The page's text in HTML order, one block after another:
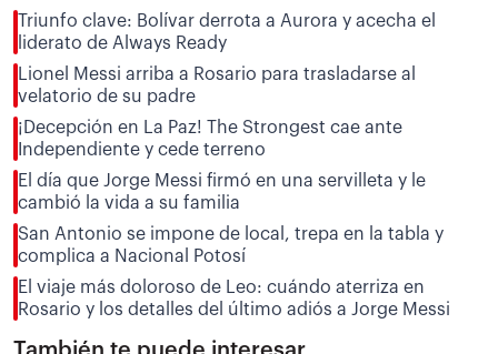
Triunfo clave: Bolívar derrota a Aurora y acecha el
liderato de Always Ready
Lionel Messi arriba a Rosario para trasladarse al
velatorio de su padre
¡Decepción en La Paz! The Strongest cae ante
Independiente y cede terreno
El día que Jorge Messi firmó en una servilleta y le
cambió la vida a su familia
San Antonio se impone de local, trepa en la tabla y
complica a Nacional Potosí
El viaje más doloroso de Leo: cuándo aterriza en
Rosario y los detalles del último adiós a Jorge Messi